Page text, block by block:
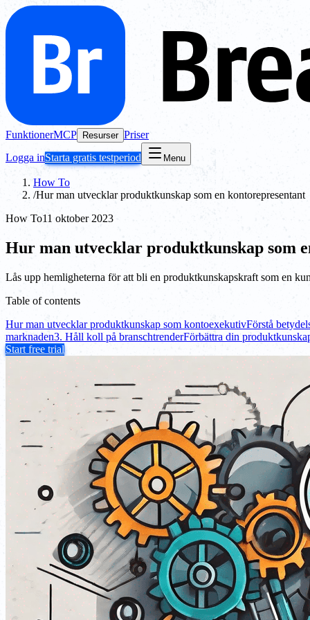
FunktionerMCP Resurser Priser
Logga inStarta gratis testperiod Menu
How To
/Hur man utvecklar produktkunskap som en kontorepresentant
How To11 oktober 2023
Hur man utvecklar produktkunskap som
Lås upp hemligheterna för att bli en produktkunskapskraft som en
Table of contents
Hur man utvecklar produktkunskap som kontoexekutivFörstå
marknaden3. Håll koll på branschtrenderFörbättra din
Start free trial